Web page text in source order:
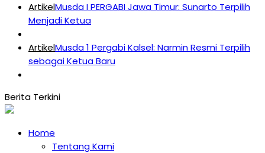
ArtikelMusda I PERGABI Jawa Timur: Sunarto Terpilih
Menjadi Ketua
ArtikelMusda 1 Pergabi Kalsel: Narmin Resmi Terpilih
sebagai Ketua Baru
Home
Tentang Kami